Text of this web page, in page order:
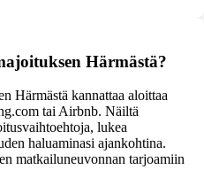
Härmästä?
Härmästä kannattaa aloittaa
tai Airbnb. Näiltä
lukea
haluaminasi ajankohtina.
matkailuneuvonnan tarjoamiin